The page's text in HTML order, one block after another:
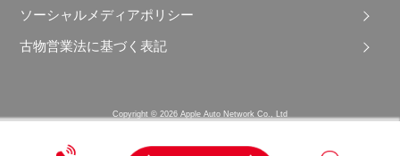
ソーシャルメディアポリシー
古物営業法に基づく表記
Copyright © 2026 Apple Auto Network Co., Ltd